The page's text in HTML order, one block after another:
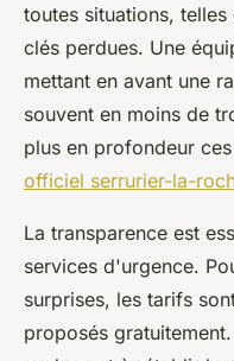
toutes situations,
clés perdues. Une
mettant en avant une
souvent en moins de
plus en profondeur
officiel serrurier-la-
La transparence est
services d'urgence.
surprises, les tarifs
proposés